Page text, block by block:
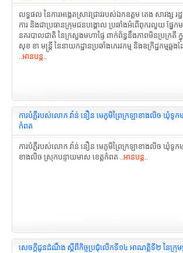
លទ្ធផល នៃការអង្កេតស្រាវជ្រាវរបស់ឯកឧត្តម តេង សាវង្ស រដ្
ការ និងជាប្រធានក្រុមជនបង្គោល ប្រឆាំងអំពើពុករលួយ ផ្នែកម
នគរបាលជាតិ នៃក្រសួងមហាផ្ទៃ ពាក់ព័ន្ធនឹងភាពមិនប្រក្រតី ក្
សុខ ខា មន្រ្តី នៃនាយកដ្ឋានប្រឆាំងភេរវកម្ម និងឧក្រិដ្ឋកម្មឆ្ល
..អានបន្ត..
ការបំភ្លឺរបស់លោក វ៉ាន់ នឿន មេភូមិព្រៃក្រឡាខាងលិច ឃុំទូ
កំពត
ការបំភ្លឺរបស់លោក វ៉ាន់ នឿន មេភូមិព្រៃក្រឡាខាងលិច ឃុំទូក
ខាងលិច ស្រុកបន្ទាយមាស ខេត្តកំពត ..អានបន្ត..
សេចក្តីជូនដំណឹង ស្តីពីកិច្ចប្រជុំលើកទី១៤ អាណត្តិទី២ នៃក្រុម